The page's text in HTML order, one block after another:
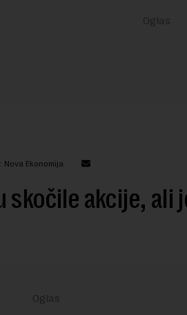
Nova Ekonomija
skočile akcije, ali